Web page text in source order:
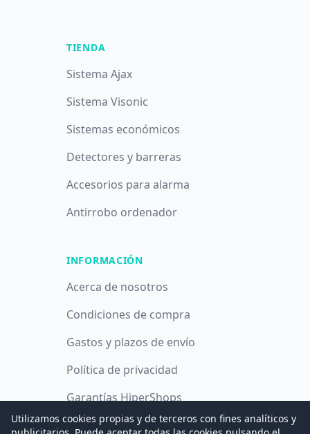
TIENDA
Sistema Ajax
Sistema Visonic
Sistemas económicos
Detectores y barreras
Accesorios para alarma
Antirrobo ordenador
INFORMACIÓN
Acerca de nosotros
Condiciones de compra
Gastos y plazos de envío
Política de privacidad
Garantías HiperShops
Política de cookies
Utilizamos cookies propias y de terceros con fines analíticos y